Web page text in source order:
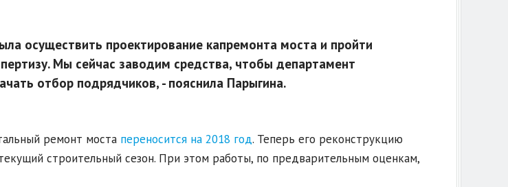
осуществить проектирование капремонта моста и пройти
Мы сейчас заводим средства, чтобы департамент
отбор подрядчиков, - пояснила Парыгина.
ремонт моста переносится на 2018 год. Теперь его реконструкцию
строительный сезон. При этом работы, по предварительным оценкам,